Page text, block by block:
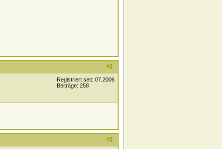
#2
Registriert seit: 07.2006
Beiträge: 258
#3